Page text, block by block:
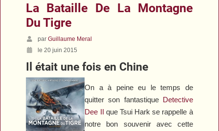
La Bataille De La Montagne
Du Tigre
parGuillaume Meral
le 20 juin 2015
Il était une fois en Chine
On a à peine eu le temps de
quitter son fantastique Detective
Dee II que Tsui Hark se rappelle à
notre bon souvenir avec cette